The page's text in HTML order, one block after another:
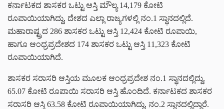
ಕರ್ನಾಟಕದ ಶಾಸಕರ ಒಟ್ಟು ಆಸ್ತಿ ಮೌಲ್ಯ 14,179 ಕೋಟಿ
ರೂಪಾಯಿಯಾಗಿದ್ದು, ದೇಶದ ಎಲ್ಲಾ ರಾಜ್ಯಗಳಲ್ಲಿ ನಂ.1 ಸ್ಥಾನದಲ್ಲಿದೆ.
ಮಹಾರಾಷ್ಟ್ರದ 286 ಶಾಸಕರ ಒಟ್ಟು ಆಸ್ತಿ 12,424 ಕೋಟಿ ರೂಪಾಯಿ,
ಹಾಗೂ ಆಂಧ್ರಪ್ರದೇಶದ 174 ಶಾಸಕರ ಒಟ್ಟು ಆಸ್ತಿ 11,323 ಕೋಟಿ
ರೂಪಾಯಿಯಾಗಿದೆ.
ಶಾಸಕರ ಸರಾಸರಿ ಆಸ್ತಿಯ ಮೂಲಕ ಆಂಧ್ರಪ್ರದೇಶ ನಂ.1 ಸ್ಥಾನದಲ್ಲಿದ್ದು,
65.07 ಕೋಟಿ ರೂಪಾಯಿ ಸರಾಸರಿ ಆಸ್ತಿ ಹೊಂದಿದೆ. ಕರ್ನಾಟಕದ ಶಾಸಕರ
ಸರಾಸರಿ ಆಸ್ತಿ 63.58 ಕೋಟಿ ರೂಪಾಯಿಯಾಗಿದ್ದು, ನಂ.2 ಸ್ಥಾನದಲ್ಲಿದ್ದಾರೆ.